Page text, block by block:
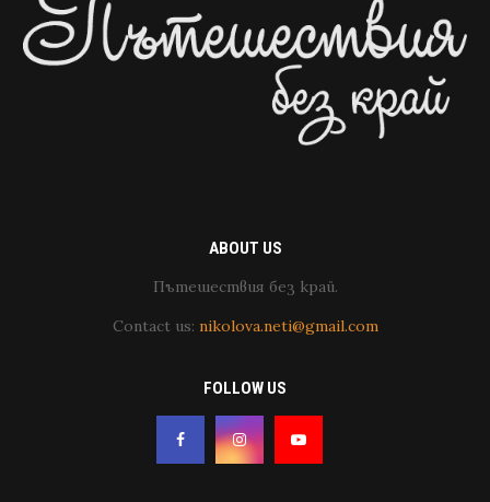
ABOUT US
Пътешествия без край.
Contact us: nikolova.neti@gmail.com
FOLLOW US